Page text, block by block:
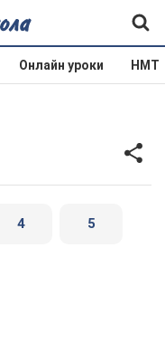
Онлайн уроки НМТ
4 5